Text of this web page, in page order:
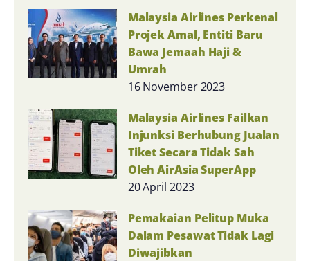
Malaysia Airlines Perkenal
Projek Amal, Entiti Baru
Bawa Jemaah Haji &
Umrah
16 November 2023
Malaysia Airlines Failkan
Injunksi Berhubung Jualan
Tiket Secara Tidak Sah
Oleh AirAsia SuperApp
20 April 2023
Pemakaian Pelitup Muka
Dalam Pesawat Tidak Lagi
Diwajibkan